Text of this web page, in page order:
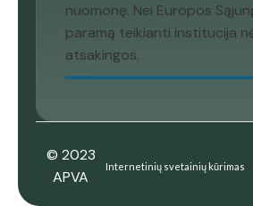
nuomonę. Nei Europos
paramą teikianti institucija
atsakingos.
© 2023
APVA
Internetinių svetainių kūrimas